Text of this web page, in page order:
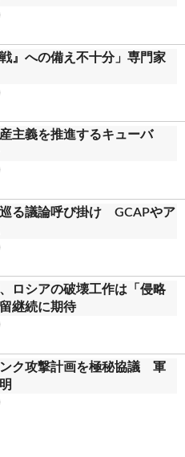
』への備え不十分」専門家
主義を推進するキューバ
る議論呼び掛け GCAPやア
ロシアの破壊工作は「侵略
継続に期待
ク攻撃計画を極秘協議 軍